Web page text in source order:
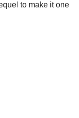
to make it one